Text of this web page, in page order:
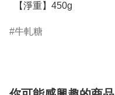
  【淨重】450g
牛軋糖